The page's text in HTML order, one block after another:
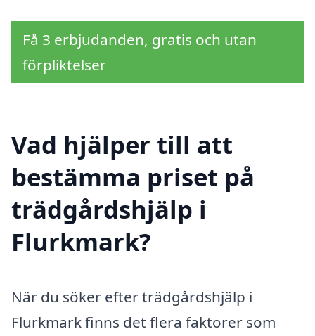
Få 3 erbjudanden, gratis och utan
förpliktelser
Vad hjälper till att
bestämma priset på
trädgårdshjälp i
Flurkmark?
När du söker efter trädgårdshjälp i
Flurkmark finns det flera faktorer som